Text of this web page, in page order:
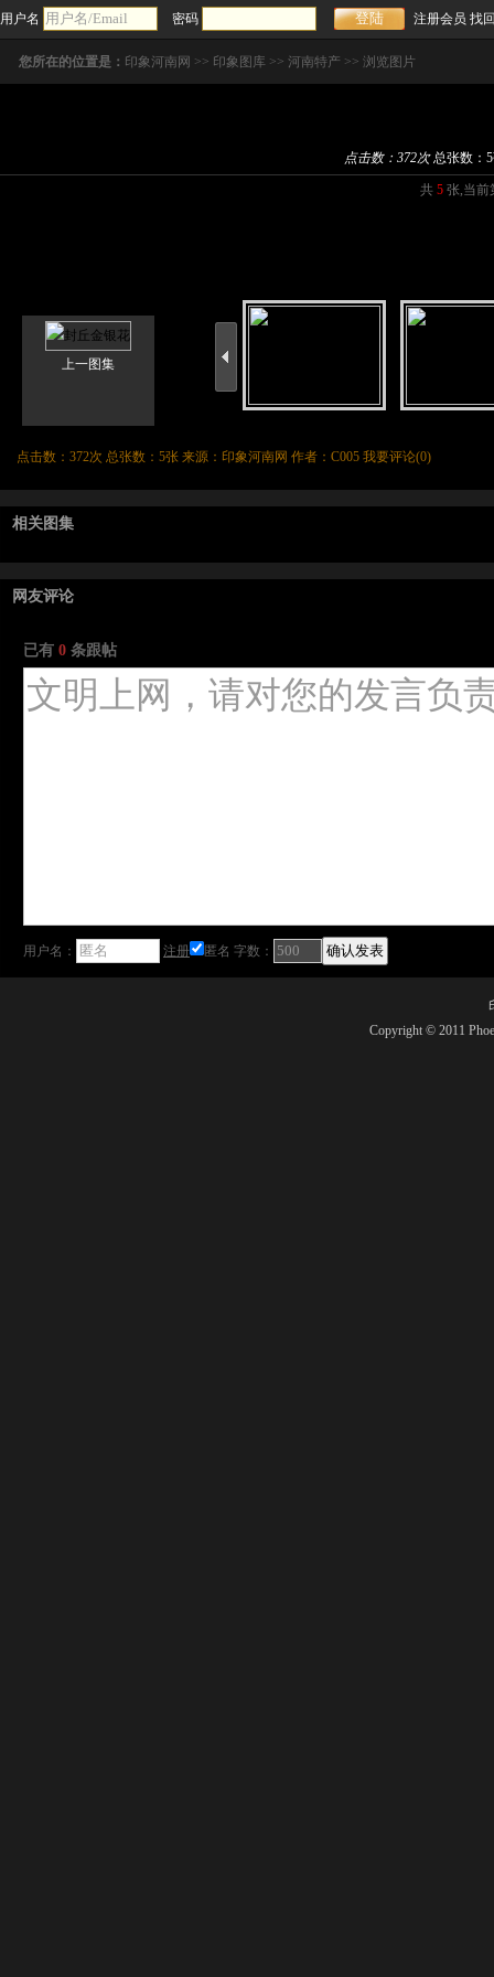
用户名 密码 注册会员 找
您所在的位置是： 印象河南网 >> 印象图库 >> 河南特产 >> 浏览图片
点击数： 372次总张数：
上一图集
共 5 张,当
点击数： 372次 总张数：5张 来源：印象河南网 作者：C005 我要评论(0)
相关图集
网友评论
已有 0 条跟帖
用户名： 注册 匿名 字数：
Copyright © 2011